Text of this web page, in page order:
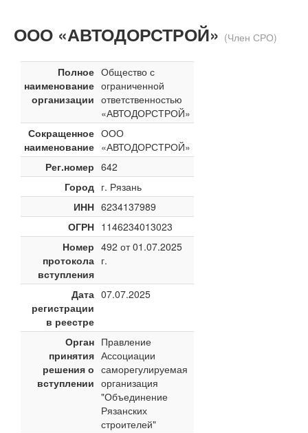
ООО «АВТОДОРСТРОЙ» (Член СРО)
Полное
наименование
организации
Общество с
ограниченной
ответственностью
«АВТОДОРСТРОЙ»
Сокращенное
наименование
ООО
«АВТОДОРСТРОЙ»
Рег.номер 642
Город г. Рязань
ИНН 6234137989
ОГРН 1146234013023
Номер
протокола
вступления
492 от 01.07.2025
г.
Дата
регистрации
в реестре
07.07.2025
Орган
принятия
решения о
вступлении
Правление
Ассоциации
саморегулируемая
организация
"Объединение
Рязанских
строителей"